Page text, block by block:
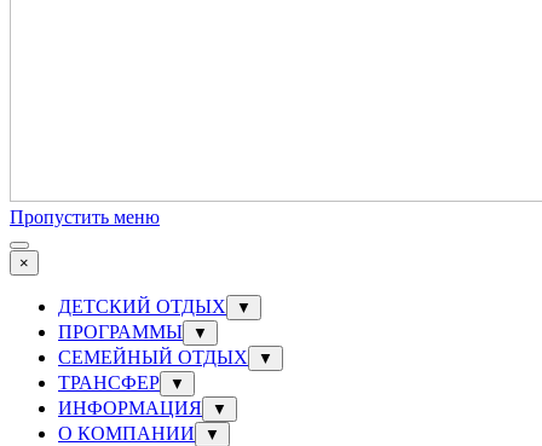
Пропустить меню
×
ДЕТСКИЙ ОТДЫХ ▼
ПРОГРАММЫ ▼
СЕМЕЙНЫЙ ОТДЫХ ▼
ТРАНСФЕР ▼
ИНФОРМАЦИЯ ▼
О КОМПАНИИ ▼